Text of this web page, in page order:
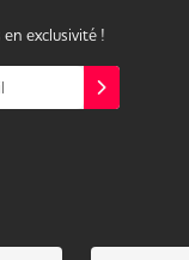
exclusivité !